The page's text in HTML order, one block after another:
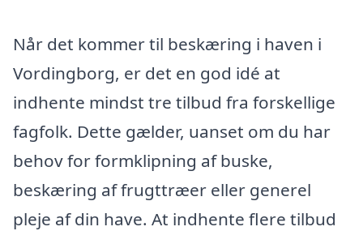
Når det kommer til beskæring i haven i
Vordingborg, er det en god idé at
indhente mindst tre tilbud fra forskellige
fagfolk. Dette gælder, uanset om du har
behov for formklipning af buske,
beskæring af frugttræer eller generel
pleje af din have. At indhente flere tilbud